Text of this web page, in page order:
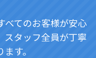
べてのお客様が安心
スタッフ全員が丁寧
す。